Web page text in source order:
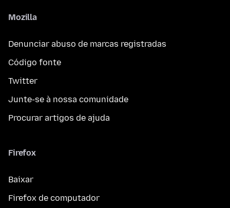
Mozilla
Denunciar abuso de marcas registradas
Código fonte
Twitter
Junte-se à nossa comunidade
Procurar artigos de ajuda
Firefox
Baixar
Firefox de computador